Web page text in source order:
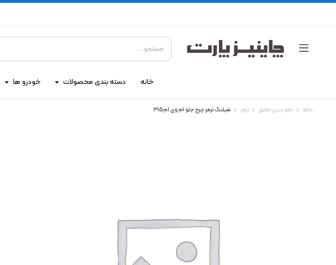
خانه دسته بندی محصولات خودرو ها
خانه جلو بندی تعلیق ترمز شیلنگ ترمز چرخ جلو ام وی ام 315